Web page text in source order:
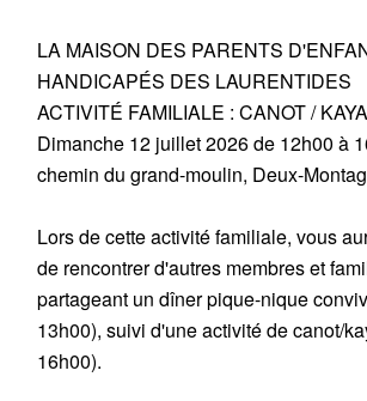
LA MAISON DES PARENTS
HANDICAPÉS DES LAURENTIDES
ACTIVITÉ FAMILIALE : CANOT /
Dimanche 12 juillet 2026 de 12h00 à
chemin du grand-moulin, Deux-
Lors de cette activité familiale, vous
de rencontrer d'autres membres et
partageant un dîner pique-nique
13h00), suivi d'une activité de canot/
16h00).